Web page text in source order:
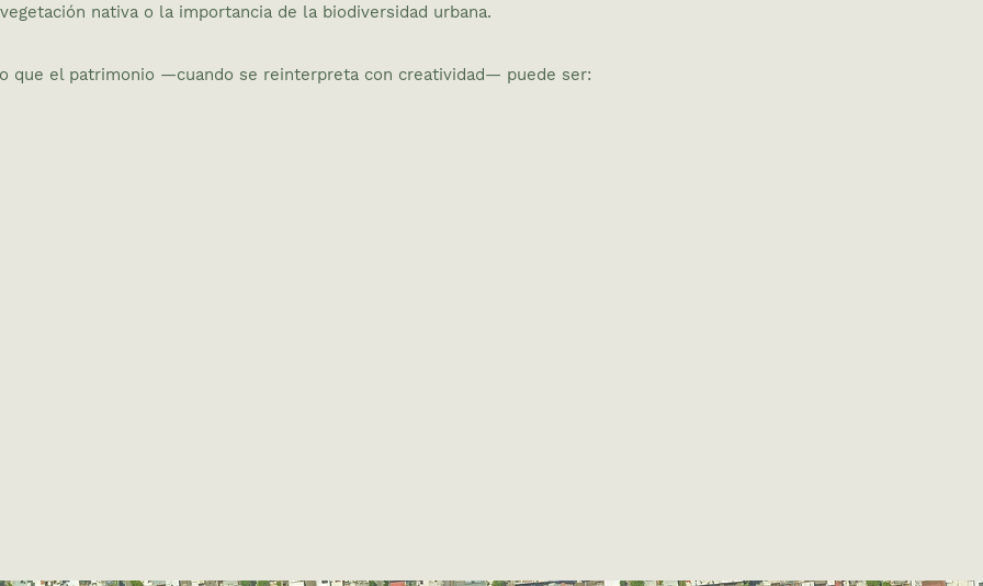
vegetación nativa o la importancia de la biodiversidad urbana.
que el patrimonio —cuando se reinterpreta con creatividad— puede ser: